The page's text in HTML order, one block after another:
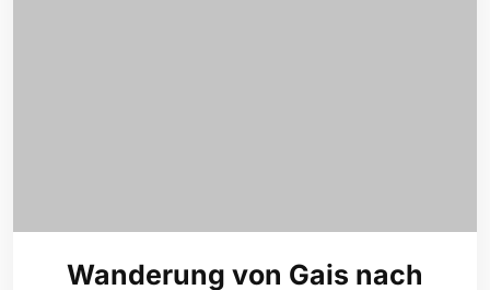
Wanderung von Gais nach